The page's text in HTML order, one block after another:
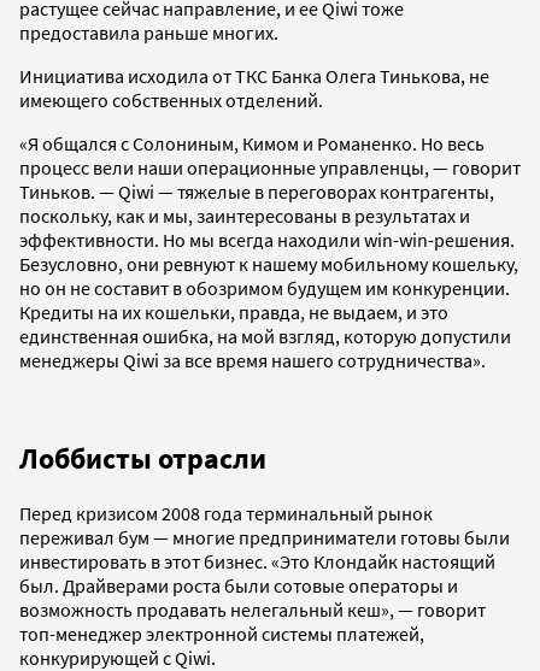
растущее сейчас направление, и ее Qiwi тоже
предоставила раньше многих.
Инициатива исходила от ТКС Банка Олега Тинькова, не
имеющего собственных отделений.
«Я общался с Солониным, Кимом и Романенко. Но весь
процесс вели наши операционные управленцы, — говорит
Тиньков. — Qiwi — тяжелые в переговорах контрагенты,
поскольку, как и мы, заинтересованы в результатах и
эффективности. Но мы всегда находили win-win-решения.
Безусловно, они ревнуют к нашему мобильному кошельку,
но он не составит в обозримом будущем им конкуренции.
Кредиты на их кошельки, правда, не выдаем, и это
единственная ошибка, на мой взгляд, которую допустили
менеджеры Qiwi за все время нашего сотрудничества».
Лоббисты отрасли
Перед кризисом 2008 года терминальный рынок
переживал бум — многие предприниматели готовы были
инвестировать в этот бизнес. «Это Клондайк настоящий
был. Драйверами роста были сотовые операторы и
возможность продавать нелегальный кеш», — говорит
топ-менеджер электронной системы платежей,
конкурирующей с Qiwi.